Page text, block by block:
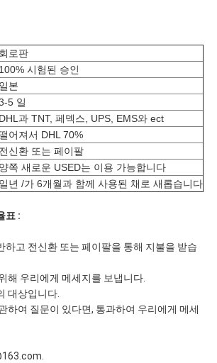
회로판
100% 시험된 승인
일본
5 일
DHL과 TNT, 페덱스, UPS, EMS와 ect
떨어져서 DHL 70%
전신환 또는 페이팔
양쪽 새로운 USED는 이용 가능합니다
일년 /가 6개월과 함께 사용된 채로 새롭습니다
표 :
하고 전신환 또는 페이팔을 통해 지불을 받습
해 우리에게 메세지를 보냅니다.
대상입니다.
하여 질문이 있다면, 통과하여 우리에게 메세